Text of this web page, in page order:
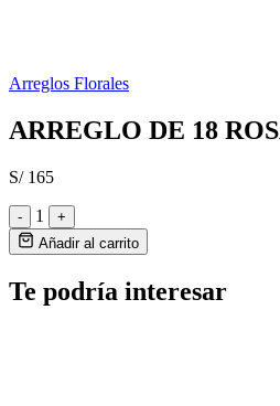
Arreglos Florales
ARREGLO DE 18
S/ 165
- 1
+
Añadir al carrito
Te podría interesar